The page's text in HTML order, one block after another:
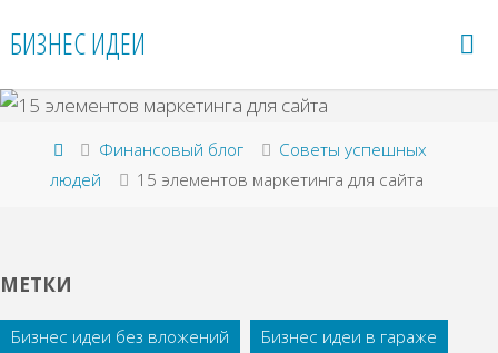
БИЗНЕС ИДЕИ
Главная
Финансовый блог
Советы успешных
людей
15 элементов маркетинга для сайта
МЕТКИ
Бизнес идеи без вложений
Бизнес идеи в гараже